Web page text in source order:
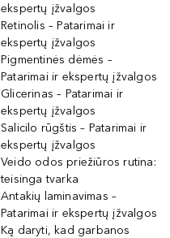
ekspertų įžvalgos
Retinolis – Patarimai ir
ekspertų įžvalgos
Pigmentinės dėmės –
Patarimai ir ekspertų įžvalgos
Glicerinas – Patarimai ir
ekspertų įžvalgos
Salicilo rūgštis – Patarimai ir
ekspertų įžvalgos
Veido odos priežiūros rutina:
teisinga tvarka
Antakių laminavimas –
Patarimai ir ekspertų įžvalgos
Ką daryti, kad garbanos